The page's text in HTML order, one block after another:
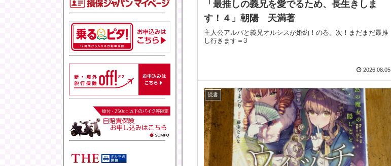
「最推しの義兄を愛でるため、長生きしま
す！４」朝陽 天満著
主人公アルバと義兄オルシスが婚約！の巻。次！まだまだ最推
し行きます＝3
2026.08.05
読書